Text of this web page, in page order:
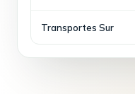
Transportes Sur